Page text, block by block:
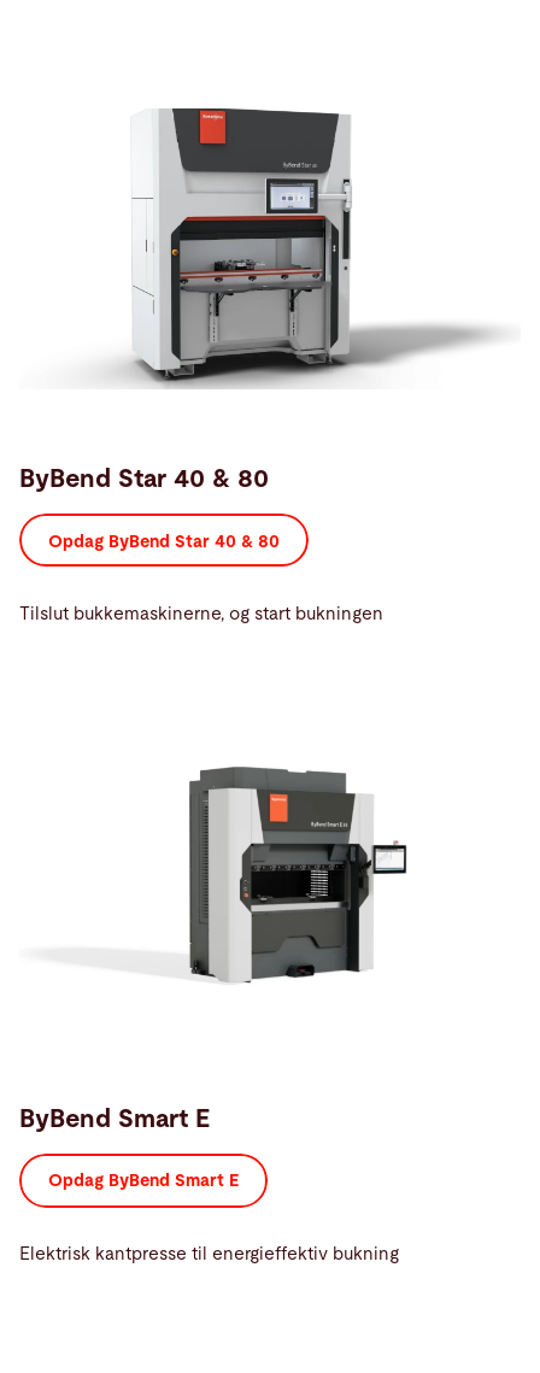
ByBend Star 40 & 80
Opdag ByBend Star 40 & 80
Tilslut bukkemaskinerne, og start bukningen
ByBend Smart E
Opdag ByBend Smart E
Elektrisk kantpresse til energieffektiv bukning